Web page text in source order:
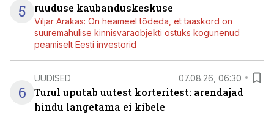
5
ruuduse kaubanduskeskuse
Viljar Arakas: On heameel tõdeda, et taaskord on
suuremahulise kinnisvaraobjekti ostuks kogunenud
peamiselt Eesti investorid
6
UUDISED 07.08.26, 06:30
Turul uputab uutest korteritest: arendajad
hindu langetama ei kibele